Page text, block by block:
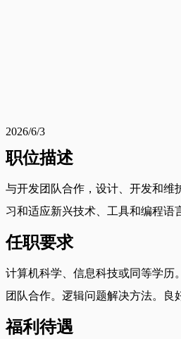
2026/6/3
职位描述
与开发团队合作，设计、开发和维
习和适应新兴技术、工具和编程语
任职要求
计算机科学、信息科技或同等学历
团队合作。逻辑问题解决方法。良
福利待遇